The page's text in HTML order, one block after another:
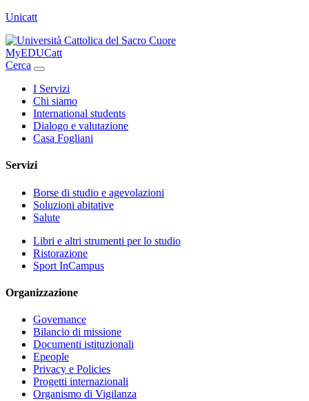
Unicatt
MyEDUCatt
Cerca
I Servizi
Chi siamo
International students
Dialogo e valutazione
Casa Fogliani
Servizi
Borse di studio e agevolazioni
Soluzioni abitative
Salute
Libri e altri strumenti per lo studio
Ristorazione
Sport InCampus
Organizzazione
Governance
Bilancio di missione
Documenti istituzionali
Epeople
Privacy e Policies
Progetti internazionali
Organismo di Vigilanza